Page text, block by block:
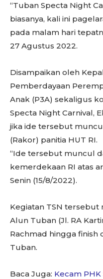
“Tuban Specta Night
biasanya, kali ini
pada malam hari
27 Agustus 2022.
Disampaikan oleh
Pemberdayaan
Anak (P3A) sekaligus
Specta Night Carnival,
jika ide tersebut
(Rakor) panitia HUT RI.
“Ide tersebut muncul
kemerdekaan RI atas
Senin (15/8/2022).
Kegiatan TSN tersebut
Alun Tuban (Jl. RA
Rachmad hingga finish
Tuban.
Baca Juga: Kecam